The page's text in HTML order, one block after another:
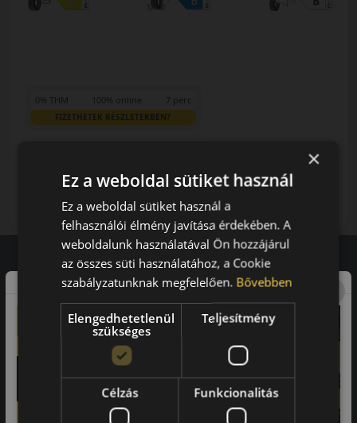
0% THM 100% online 7 perc
FIZETHETEK RÉSZLETEKBEN?
46 790 Ft/db
LENDÜLET
Kuponkód másolása
Vásárlói vélemények
97.76%
a vásárlók közül ajánlaná ismerősének ezt a boltot.
21659
vélemény alapján
×
Ez a weboldal sütiket használ
Ez a weboldal sütiket használ a
felhasználói élmény javítása érdekében. A
weboldalunk használatával Ön hozzájárul
az összes süti használatához, a Cookie
szabályzatunknak megfelelően. Bővebben
Elengedhetetlenül
szükséges
Teljesítmény
Célzás Funkcionalitás